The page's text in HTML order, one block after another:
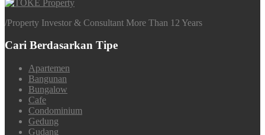
/Property Investor & Consultant More Than 12 Years
Cari Berdasarkan Tipe
Apartemen
Bangunan
Bungalow
Cafe
Condominium
Gedung
Gudang